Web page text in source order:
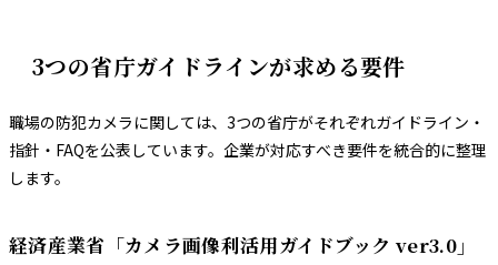
3つの省庁ガイドラインが求める要件
職場の防犯カメラに関しては、3つの省庁がそれぞれガイドライン・
指針・FAQを公表しています。企業が対応すべき要件を統合的に整理
します。
経済産業省「カメラ画像利活用ガイドブック ver3.0」